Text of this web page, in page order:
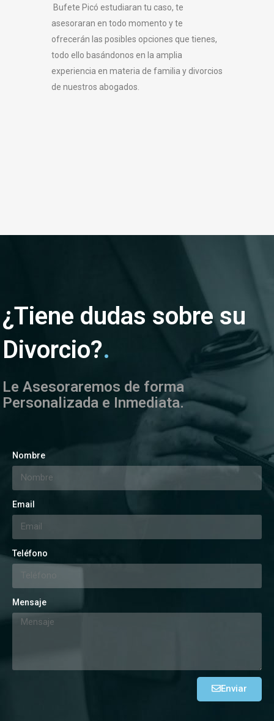
Bufete Picó estudiaran tu caso, te
asesoraran en todo momento y te
ofrecerán las posibles opciones que tienes,
todo ello basándonos en la amplia
experiencia en materia de familia y divorcios
de nuestros abogados.
¿Tiene dudas sobre su
Divorcio?.
Le Asesoraremos de forma
Personalizada e Inmediata.
Nombre
Email
Teléfono
Mensaje
Enviar